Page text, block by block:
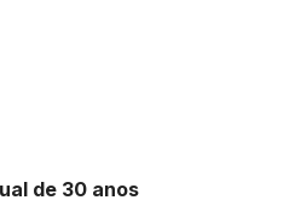
de 30 anos